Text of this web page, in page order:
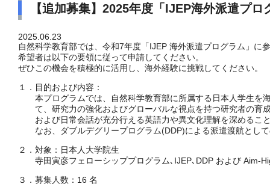
【追加募集】2025年度「IJEP海外派遣プロ
2025.06.23
自然科学教育部では、令和7年度「IJEP 海外派遣プログラム」に
希望者は以下の要領に従って申請してください。
ぜひこの機会を積極的に活用し、海外経験に挑戦してください。
１．目的および内容：
本プログラムでは、自然科学教育部に所属する日本人学生を
て、研究力の強化およびグローバルな視点を持つ研究者の育
および日常会話が充分行える英語力や異文化理解を深めるこ
なお、ダブルデグリープログラム(DDP)による派遣渡航として
２．対象：日本人大学院生
寺田寅彦フェローシッププログラム､IJEP､DDP および Aim-
３．募集人数：16 名